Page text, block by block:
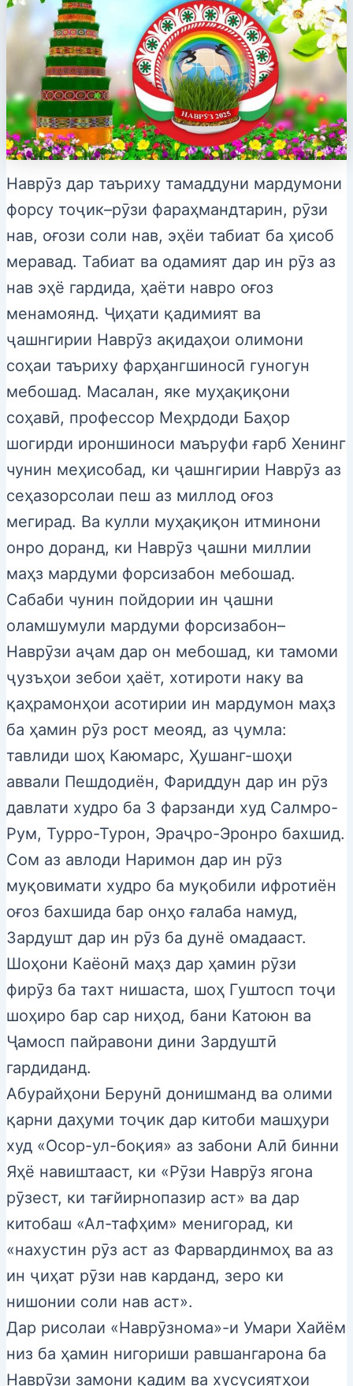
Наврӯз дар таъриху тамаддуни мардумони
форсу тоҷик–рӯзи фараҳмандтарин, рӯзи
нав, оғози соли нав, эҳёи табиат ба ҳисоб
меравад. Табиат ва одамият дар ин рӯз аз
нав эҳё гардида, ҳаёти навро оғоз
менамоянд. Ҷиҳати қадимият ва
ҷашнгирии Наврӯз ақидаҳои олимони
соҳаи таъриху фарҳангшиносӣ гуногун
мебошад. Масалан, яке муҳақиқони
соҳавӣ, профессор Меҳрдоди Баҳор
шогирди ироншиноси маъруфи ғарб Хенинг
чунин меҳисобад, ки ҷашнгирии Наврӯз аз
сеҳазорсолаи пеш аз миллод оғоз
мегирад. Ва кулли муҳақиқон итминони
онро доранд, ки Наврӯз ҷашни миллии
маҳз мардуми форсизабон мебошад.
Сабаби чунин пойдории ин ҷашни
оламшумули мардуми форсизабон–
Наврӯзи аҷам дар он мебошад, ки тамоми
ҷузъҳои зебои ҳаёт, хотироти наку ва
қаҳрамонҳои асотирии ин мардумон маҳз
ба ҳамин рӯз рост меояд, аз ҷумла:
тавлиди шоҳ Каюмарс, Ҳушанг-шоҳи
аввали Пешдодиён, Фариддун дар ин рӯз
давлати худро ба 3 фарзанди худ Салмро-
Рум, Турро-Турон, Эраҷро-Эронро бахшид.
Сом аз авлоди Наримон дар ин рӯз
муқовимати худро ба муқобили ифротиён
оғоз бахшида бар онҳо ғалаба намуд,
Зардушт дар ин рӯз ба дунё омадааст.
Шоҳони Каёонӣ маҳз дар ҳамин рӯзи
фирӯз ба тахт нишаста, шоҳ Гуштосп тоҷи
шоҳиро бар сар ниҳод, бани Катоюн ва
Ҷамосп пайравони дини Зардуштӣ
гардиданд.
Абурайҳони Берунӣ донишманд ва олими
қарни даҳуми тоҷик дар китоби машҳури
худ «Осор-ул-боқия» аз забони Алӣ бинни
Яҳё навиштааст, ки «Рӯзи Наврӯз ягона
рӯзест, ки тағйирнопазир аст» ва дар
китобаш «Ал-тафҳим» менигорад, ки
«нахустин рӯз аст аз Фарвардинмоҳ ва аз
ин ҷиҳат рӯзи нав карданд, зеро ки
нишонии соли нав аст».
Дар рисолаи «Наврӯзнома»-и Умари Хайём
низ ба ҳамин нигориши равшангарона ба
Наврӯзи замони қадим ва хусусиятҳои